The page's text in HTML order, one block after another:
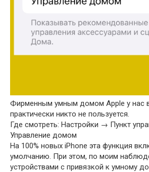
Фирменным умным домом Apple у нас в
практически никто не пользуется.
Где смотреть: Настройки → Пункт
Управление домом
На 100% новых iPhone эта функция
умолчанию. При этом, по моим
устройствами с привязкой к умному